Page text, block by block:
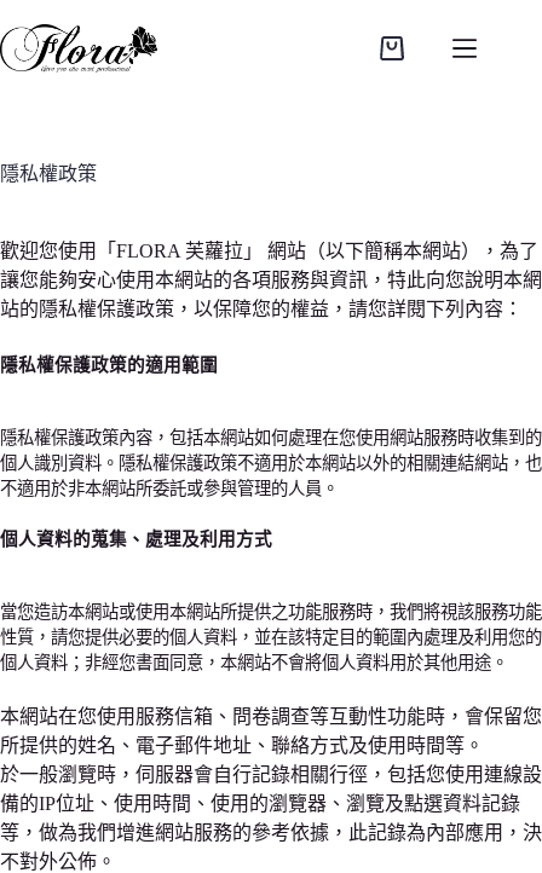
至
主
容
購
隱私權政策
歡迎您使用「FLORA 芙蘿拉」 網站（以下簡稱本網站），為了
讓您能夠安心使用本網站的各項服務與資訊，特此向您說明本網
站的隱私權保護政策，以保障您的權益，請您詳閱下列內容：
隱私權保護政策的適用範圍
隱私權保護政策內容，包括本網站如何處理在您使用網站服務時收集到的
個人識別資料。隱私權保護政策不適用於本網站以外的相關連結網站，也
不適用於非本網站所委託或參與管理的人員。
個人資料的蒐集、處理及利用方式
當您造訪本網站或使用本網站所提供之功能服務時，我們將視該服務功能
性質，請您提供必要的個人資料，並在該特定目的範圍內處理及利用您的
個人資料；非經您書面同意，本網站不會將個人資料用於其他用途。
本網站在您使用服務信箱、問卷調查等互動性功能時，會保留您
所提供的姓名、電子郵件地址、聯絡方式及使用時間等。
於一般瀏覽時，伺服器會自行記錄相關行徑，包括您使用連線設
備的IP位址、使用時間、使用的瀏覽器、瀏覽及點選資料記錄
等，做為我們增進網站服務的參考依據，此記錄為內部應用，決
不對外公佈。